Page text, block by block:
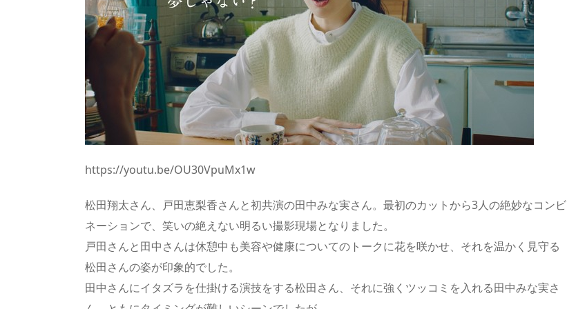
https://youtu.be/OU30VpuMx1w
松田翔太さん、戸田恵梨香さんと初共演の田中みな実さん。最初のカットから3人の絶妙なコンビ
ネーションで、笑いの絶えない明るい撮影現場となりました。
戸田さんと田中さんは休憩中も美容や健康についてのトークに花を咲かせ、それを温かく見守る
松田さんの姿が印象的でした。
田中さんにイタズラを仕掛ける演技をする松田さん、それに強くツッコミを入れる田中みな実さ